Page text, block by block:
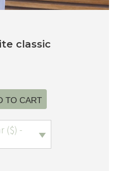
classic
TO CART
($) -